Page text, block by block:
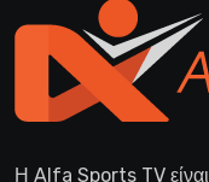
Η Alfa Sports TV